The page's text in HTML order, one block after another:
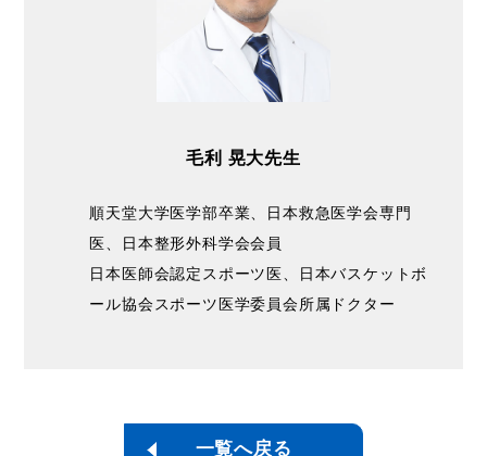
毛利 晃大先生
順天堂大学医学部卒業、日本救急医学会専門
医、日本整形外科学会会員
日本医師会認定スポーツ医、日本バスケットボ
ール協会スポーツ医学委員会所属ドクター
一覧へ戻る